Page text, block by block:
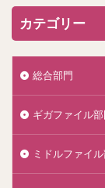
カテゴリー
総合部門
ギガファイル部
ミドルファイ